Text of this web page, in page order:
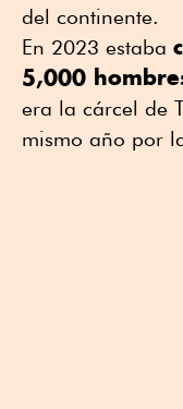
del continente.
En 2023 estaba
5,000
era la cárcel de
mismo año por